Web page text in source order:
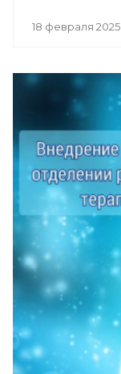
18 февраля 2025